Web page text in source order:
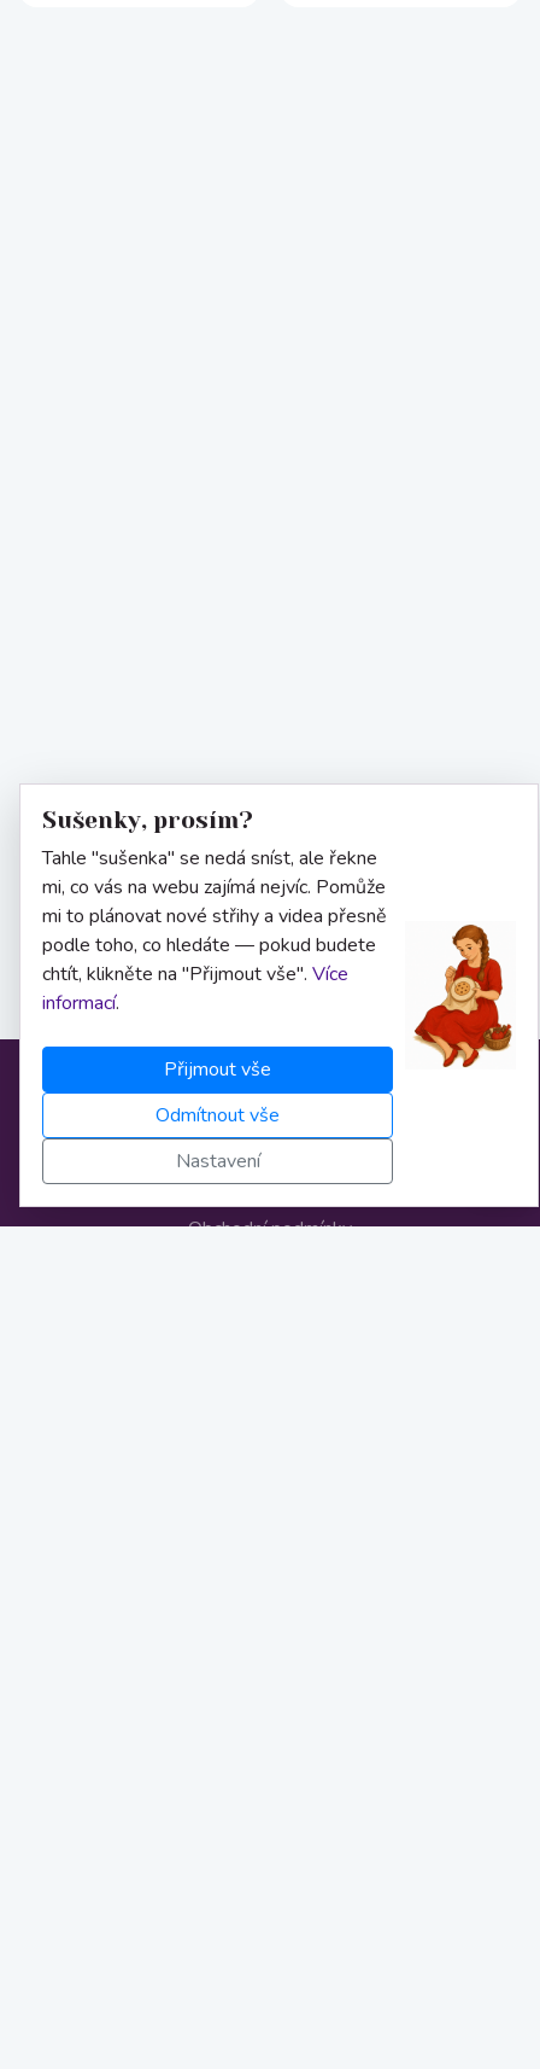
Informace
O nás
Obchodní podmínky
Sušenky, prosím?
Tahle "sušenka" se nedá sníst, ale řekne
mi, co vás na webu zajímá nejvíc. Pomůže
mi to plánovat nové střihy a videa přesně
podle toho, co hledáte — pokud budete
chtít, klikněte na "Přijmout vše". Více
informací.
Přijmout vše
Odmítnout vše
Nastavení